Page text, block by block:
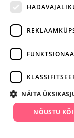
NÄITA
NÕUSTU